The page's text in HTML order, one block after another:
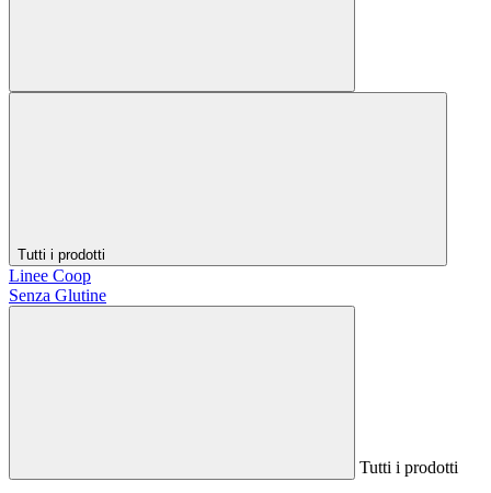
Tutti i prodotti
Linee Coop
Senza Glutine
Tutti i prodotti